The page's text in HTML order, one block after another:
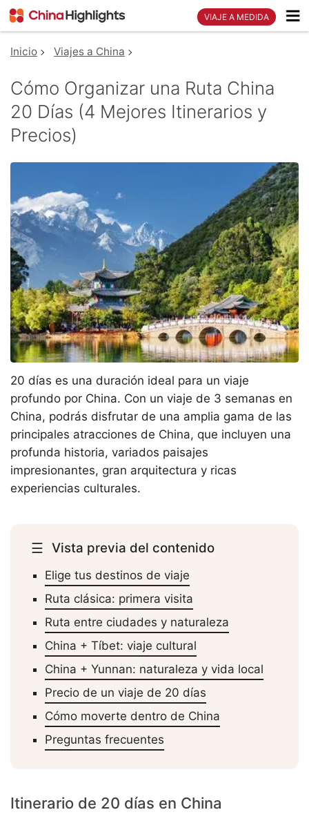
VIAJE A MEDIDA
Inicio Viajes a China
Cómo Organizar una Ruta China
20 Días (4 Mejores Itinerarios y
Precios)
20 días es una duración ideal para un viaje
profundo por China. Con un viaje de 3 semanas en
China, podrás disfrutar de una amplia gama de las
principales atracciones de China, que incluyen una
profunda historia, variados paisajes
impresionantes, gran arquitectura y ricas
experiencias culturales.
☰ Vista previa del contenido
Elige tus destinos de viaje
Ruta clásica: primera visita
Ruta entre ciudades y naturaleza
China + Tíbet: viaje cultural
China + Yunnan: naturaleza y vida local
Precio de un viaje de 20 días
Cómo moverte dentro de China
Preguntas frecuentes
Itinerario de 20 días en China